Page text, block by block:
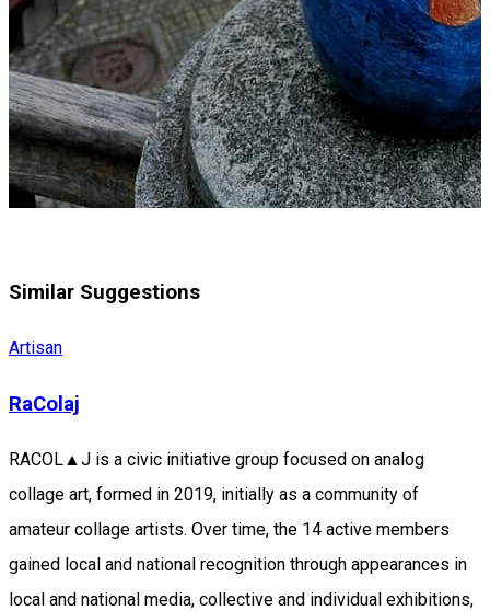
Similar Suggestions
Artisan
RaColaj
RACOL▲J is a civic initiative group focused on analog
collage art, formed in 2019, initially as a community of
amateur collage artists. Over time, the 14 active members
gained local and national recognition through appearances in
local and national media, collective and individual exhibitions,